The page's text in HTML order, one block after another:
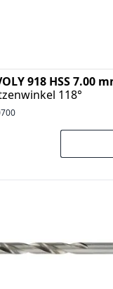
918 HSS 7.00
118°